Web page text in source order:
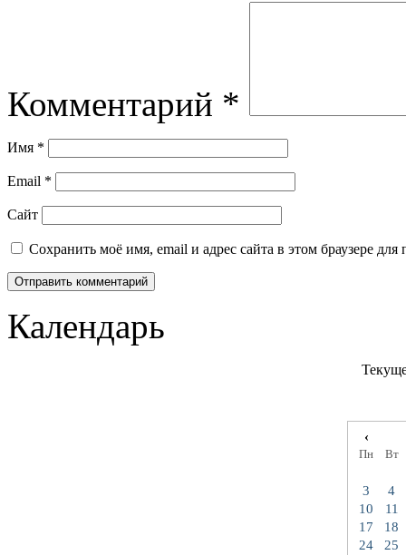
Комментарий *
Имя *
Email *
Сайт
Сохранить моё имя, email и адрес сайта в этом браузере
Календарь
‹
Пн Вт
3
4
10
11
17
18
24
25